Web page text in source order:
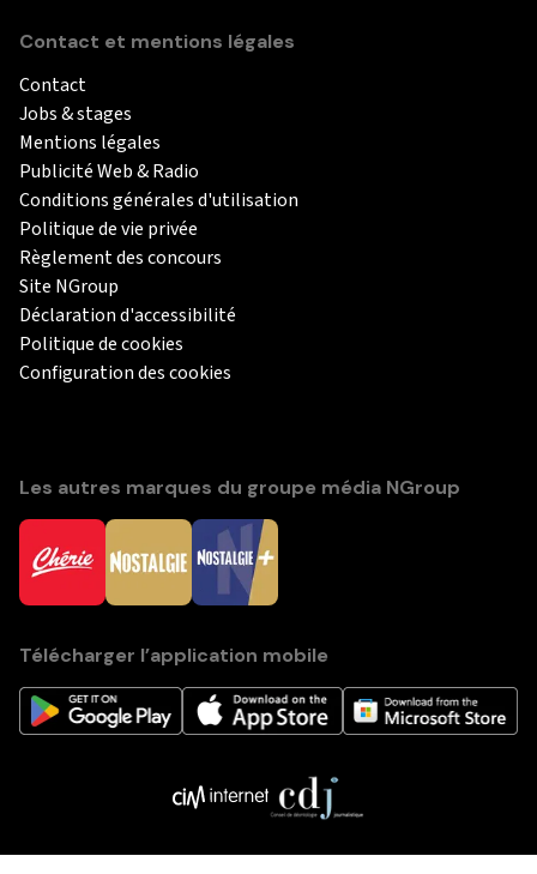
Contact et mentions légales
Contact
Jobs & stages
Mentions légales
Publicité Web & Radio
Conditions générales d'utilisation
Politique de vie privée
Règlement des concours
Site NGroup
Déclaration d'accessibilité
Politique de cookies
Configuration des cookies
Les autres marques du groupe média NGroup
Télécharger l’application mobile